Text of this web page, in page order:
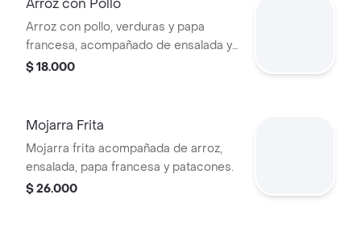
Arroz con Pollo
Arroz con pollo, verduras y papa
francesa, acompañado de ensalada y
patacón.
$ 18.000
Mojarra Frita
Mojarra frita acompañada de arroz,
ensalada, papa francesa y patacones.
$ 26.000